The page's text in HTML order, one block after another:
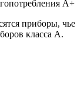
А+
приборы, чье
класса А.